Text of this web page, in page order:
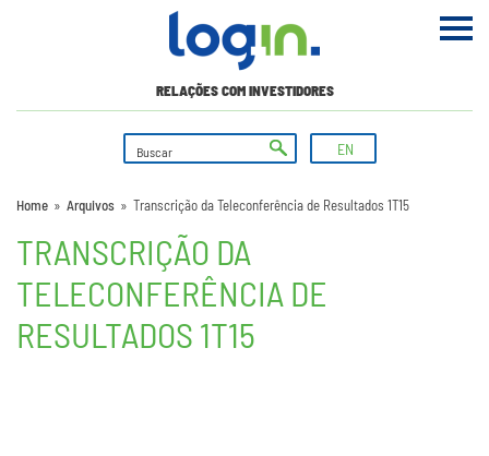
RELAÇÕES COM INVESTIDORES
EN
Home » Arquivos » Transcrição da Teleconferência de Resultados 1T15
TRANSCRIÇÃO DA
TELECONFERÊNCIA DE
RESULTADOS 1T15